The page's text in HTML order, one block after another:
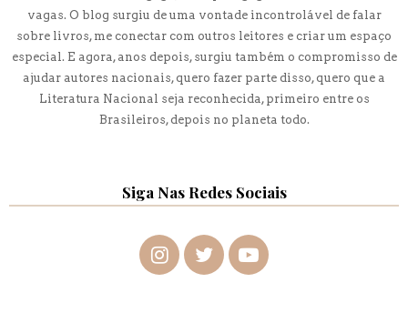
vagas. O blog surgiu de uma vontade incontrolável de falar
sobre livros, me conectar com outros leitores e criar um espaço
especial. E agora, anos depois, surgiu também o compromisso de
ajudar autores nacionais, quero fazer parte disso, quero que a
Literatura Nacional seja reconhecida, primeiro entre os
Brasileiros, depois no planeta todo.
Siga Nas Redes Sociais